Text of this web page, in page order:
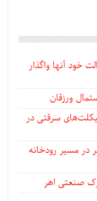
خود آنها واگذار
ورزقان
سرقتی در
در مسیر رودخانه
صنعتی اهر